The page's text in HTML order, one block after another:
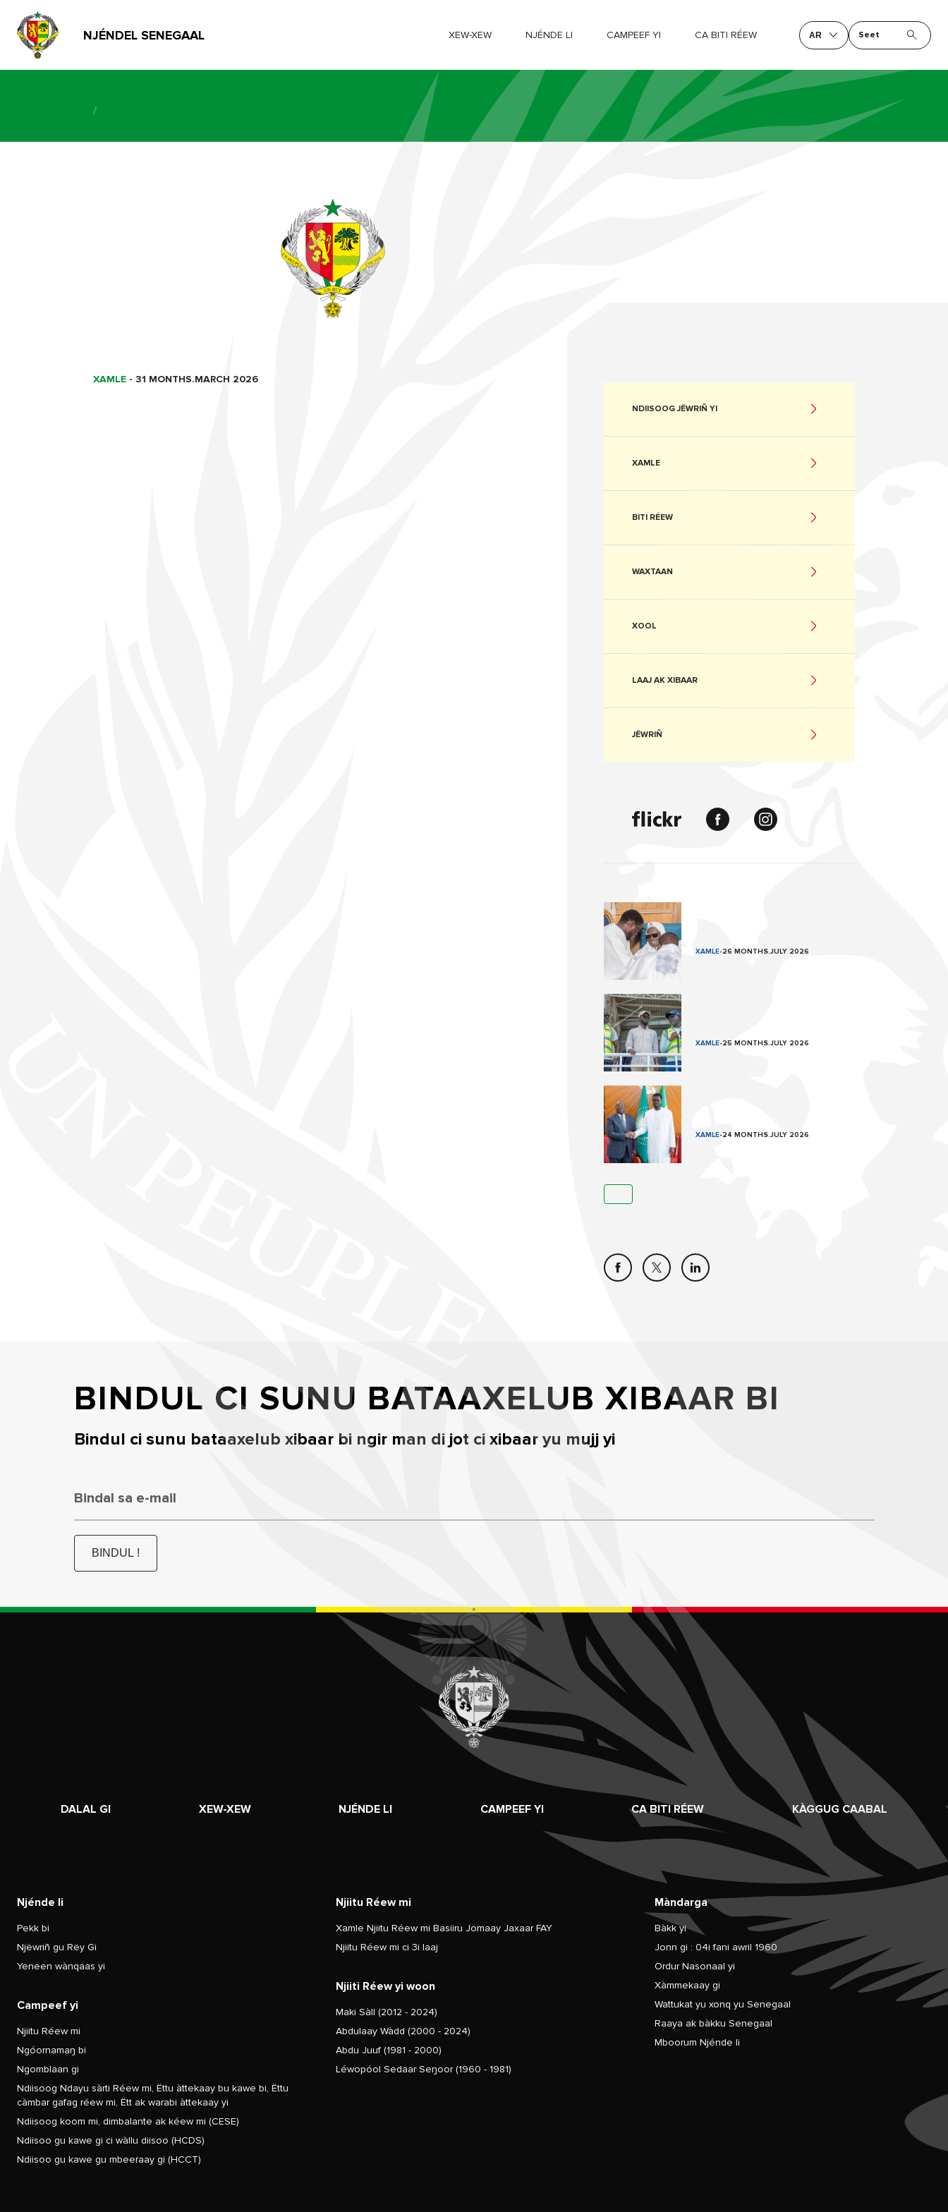
NJÉNDEL SENEGAAL XEW-XEW NJÉNDE LI CAMPEEF YI CA BITI RÉEW AR Seet
/
XAMLE - 31 MONTHS.MARCH 2026
NDIISOOG JËWRIÑ YI
XAMLE
BITI RÉEW
WAXTAAN
XOOL
LAAJ AK XIBAAR
JËWRIÑ
XAMLE-26 MONTHS.JULY 2026
XAMLE-25 MONTHS.JULY 2026
XAMLE-24 MONTHS.JULY 2026
BINDUL CI SUNU BATAAXELUB XIBAAR BI
Bindul ci sunu bataaxelub xibaar bi ngir man di jot ci xibaar yu mujj yi
Bindal sa e-mail
BINDUL !
DALAL GI XEW-XEW NJÉNDE LI CAMPEEF YI CA BITI RÉEW KÀGGUG CAABAL
Njénde li
Pekk bi
Njëwriñ gu Rëy Gi
Yeneen wànqaas yi
Campeef yi
Njiitu Réew mi
Ngóornamaŋ bi
Ngomblaan gi
Ndiisoog Ndayu sàrti Réew mi, Ëttu àttekaay bu kawe bi, Ëttu
càmbar gafag réew mi, Ëtt ak warabi àttekaay yi
Ndiisoog koom mi, dimbalante ak kéew mi (CESE)
Ndiisoo gu kawe gi ci wàllu diisoo (HCDS)
Ndiisoo gu kawe gu mbeeraay gi (HCCT)
Njiitu Réew mi
Xamle Njiitu Réew mi Basiiru Jomaay Jaxaar FAY
Njiitu Réew mi ci 3i laaj
Njiiti Réew yi woon
Maki Sàll (2012 - 2024)
Abdulaay Wàdd (2000 - 2024)
Abdu Juuf (1981 - 2000)
Léwopóol Sedaar Seŋoor (1960 - 1981)
Màndarga
Bàkk yi
Jonn gi : 04i fani awril 1960
Ordur Nasonaal yi
Xàmmekaay gi
Wattukat yu xonq yu Senegaal
Raaya ak bàkku Senegaal
Mboorum Njénde li